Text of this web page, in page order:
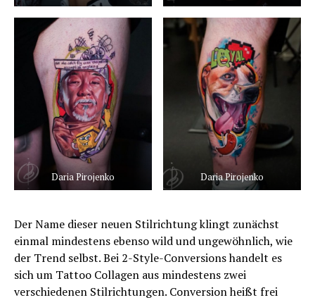
Daria Pirojenko Daria Pirojenko
Der Name dieser neuen Stilrichtung klingt zunächst
einmal mindestens ebenso wild und ungewöhnlich, wie
der Trend selbst. Bei 2-Style-Conversions handelt es
sich um Tattoo Collagen aus mindestens zwei
verschiedenen Stilrichtungen. Conversion heißt frei